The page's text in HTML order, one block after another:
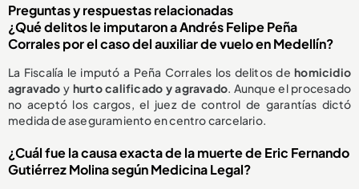
Preguntas y respuestas relacionadas
¿Qué delitos le imputaron a Andrés Felipe Peña
Corrales por el caso del auxiliar de vuelo en Medellín?
La Fiscalía le imputó a Peña Corrales los delitos dehomicidio
agravado y hurto calificado y agravado. Aunque el procesado
no aceptó los cargos, el juez de control de garantías dictó
medida de aseguramiento en centro carcelario.
¿Cuál fue la causa exacta de la muerte de Eric Fernando
Gutiérrez Molina según Medicina Legal?